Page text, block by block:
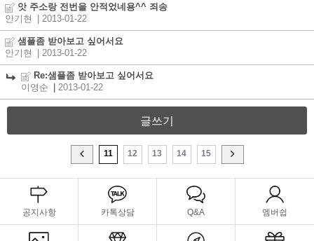
앗 주소랑 전번을 안적었네용^^ 죄송
안기현
| 2013-01-22
샘플좀 받아보고 싶어서요
안기현
| 2013-01-22
Re:샘플좀 받아보고 싶어서요
이영순
2013-01-22
글쓰기
11 12 13 14 15
공지사항 카톡상담 Q&A 멤버쉽